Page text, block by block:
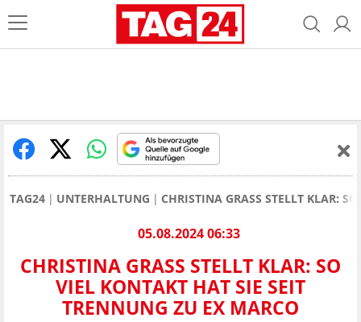
TAG24 UNTERHALTUNG CHRISTINA GRASS STELLT KLAR:
05.08.2024 06:33
CHRISTINA GRASS STELLT KLAR: SO
VIEL KONTAKT HAT SIE SEIT
TRENNUNG ZU EX MARCO